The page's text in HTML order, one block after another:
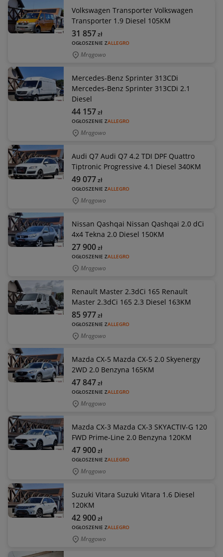
Volkswagen Transporter Volkswagen
Transporter 1.9 Diesel 105KM
OGŁOSZENIE ZALLEGRO
31 857zł
Mrągowo
Mercedes-Benz Sprinter 313CDi
Mercedes-Benz Sprinter 313CDi 2.1
Diesel
OGŁOSZENIE ZALLEGRO
44 157zł
Mrągowo
Audi Q7 Audi Q7 4.2 TDI DPF Quattro
Tiptronic Progressive 4.1 Diesel 340KM
OGŁOSZENIE ZALLEGRO
49 077zł
Mrągowo
Nissan Qashqai Nissan Qashqai 2.0 dCi
4x4 Tekna 2.0 Diesel 150KM
OGŁOSZENIE ZALLEGRO
27 900zł
Mrągowo
Renault Master 2.3dCi 165 Renault
Master 2.3dCi 165 2.3 Diesel 163KM
OGŁOSZENIE ZALLEGRO
85 977zł
Mrągowo
Mazda CX-5 Mazda CX-5 2.0 Skyenergy
2WD 2.0 Benzyna 165KM
OGŁOSZENIE ZALLEGRO
47 847zł
Mrągowo
Mazda CX-3 Mazda CX-3 SKYACTIV-G 120
FWD Prime-Line 2.0 Benzyna 120KM
OGŁOSZENIE ZALLEGRO
47 900zł
Mrągowo
Suzuki Vitara Suzuki Vitara 1.6 Diesel
120KM
OGŁOSZENIE ZALLEGRO
42 900zł
Mrągowo